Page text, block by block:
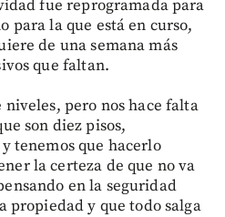
fue reprogramada para
para la que está en curso,
de una semana más
que faltan.
niveles, pero nos hace falta
son diez pisos,
tenemos que hacerlo
la certeza de que no va
en la seguridad
propiedad y que todo salga